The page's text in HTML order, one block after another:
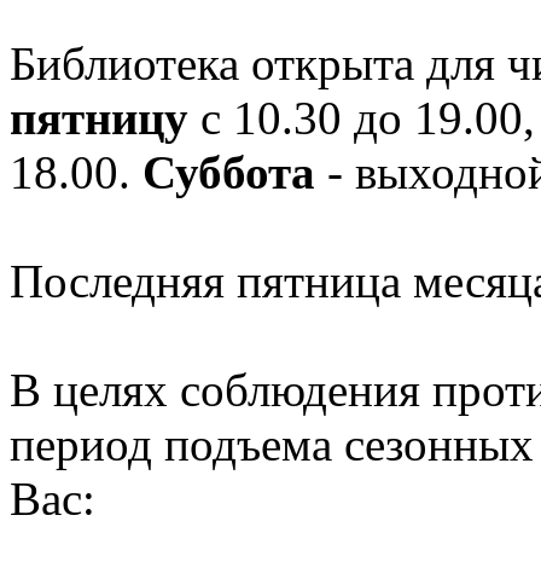
Библиотека открыта для
пятницу с 10.30 до
18.00. Суббота -
Последняя пятница
В целях соблюдения
период подъема
Вас: